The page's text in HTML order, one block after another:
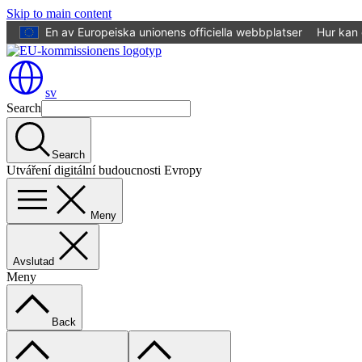
Skip to main content
En av Europeiska unionens officiella webbplatser
Hur
sv
Search
Search
Utváření digitální budoucnosti Evropy
Meny
Avslutad
Meny
Back